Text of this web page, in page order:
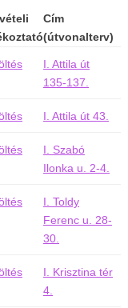
Cím
(útvonalterv)
I. Attila út
135-137.
I. Attila út 43.
I. Szabó
Ilonka u. 2-4.
I. Toldy
Ferenc u. 28-
30.
I. Krisztina tér
4.